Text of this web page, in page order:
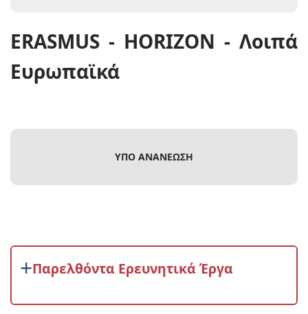
ERASMUS - HORIZON - Λοιπά
Ευρωπαϊκά
ΥΠΟ ΑΝΑΝΕΩΣΗ
Παρελθόντα Ερευνητικά Έργα